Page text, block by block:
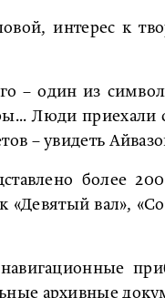
интерес к
– один из
Люди
– увидеть
более
«Девятый вал»,
архивные